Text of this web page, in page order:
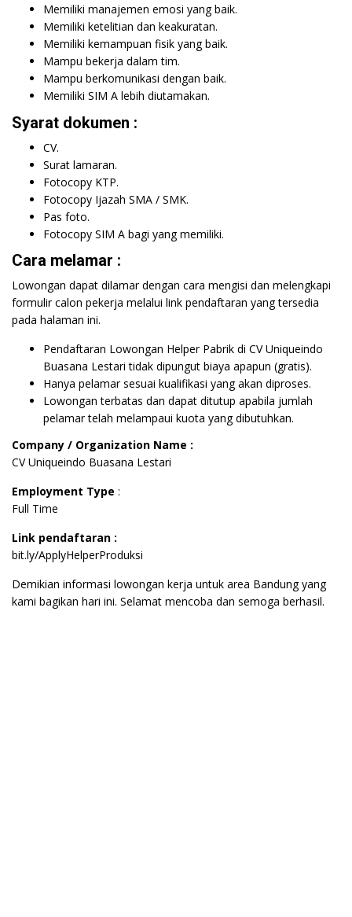
Memiliki manajemen emosi yang baik.
Memiliki ketelitian dan keakuratan.
Memiliki kemampuan fisik yang baik.
Mampu bekerja dalam tim.
Mampu berkomunikasi dengan baik.
Memiliki SIM A lebih diutamakan.
Syarat dokumen :
CV.
Surat lamaran.
Fotocopy KTP.
Fotocopy Ijazah SMA / SMK.
Pas foto.
Fotocopy SIM A bagi yang memiliki.
Cara melamar :
Lowongan dapat dilamar dengan cara mengisi dan melengkapi
formulir calon pekerja melalui link pendaftaran yang tersedia
pada halaman ini.
Pendaftaran Lowongan Helper Pabrik di CV Uniqueindo
Buasana Lestari tidak dipungut biaya apapun (gratis).
Hanya pelamar sesuai kualifikasi yang akan diproses.
Lowongan terbatas dan dapat ditutup apabila jumlah
pelamar telah melampaui kuota yang dibutuhkan.
Company / Organization Name :
CV Uniqueindo Buasana Lestari
Employment Type :
Full Time
Link pendaftaran :
bit.ly/ApplyHelperProduksi
Demikian informasi lowongan kerja untuk area Bandung yang
kami bagikan hari ini. Selamat mencoba dan semoga berhasil.